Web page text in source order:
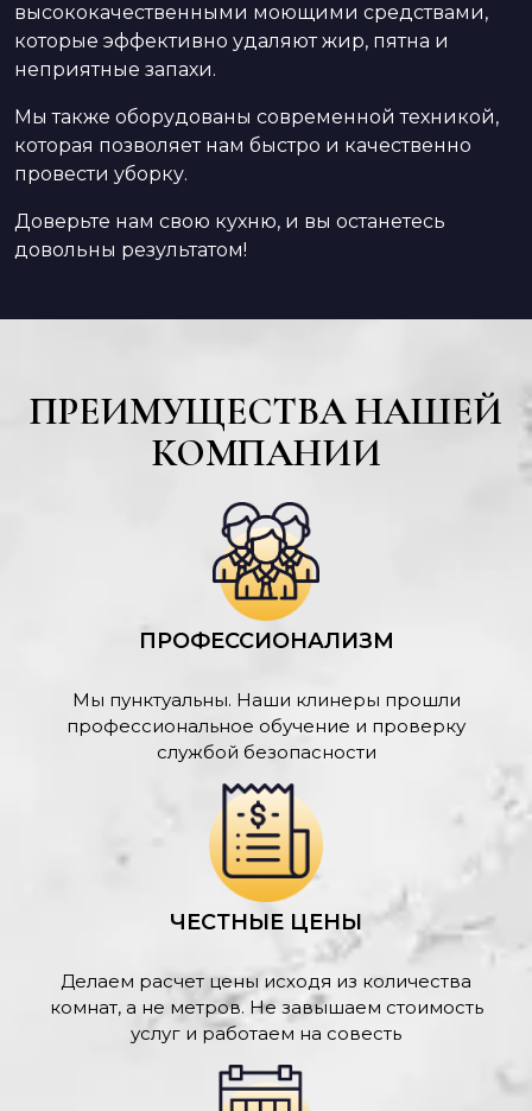
высококачественными моющими средствами,
которые эффективно удаляют жир, пятна и
неприятные запахи.
Мы также оборудованы современной техникой,
которая позволяет нам быстро и качественно
провести уборку.
Доверьте нам свою кухню, и вы останетесь
довольны результатом!
ПРЕИМУЩЕСТВА НАШЕЙ
КОМПАНИИ
ПРОФЕССИОНАЛИЗМ
Мы пунктуальны. Наши клинеры прошли
профессиональное обучение и проверку
службой безопасности
ЧЕСТНЫЕ ЦЕНЫ
Делаем расчет цены исходя из количества
комнат, а не метров. Не завышаем стоимость
услуг и работаем на совесть